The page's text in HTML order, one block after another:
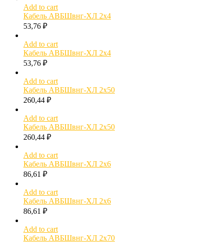
Add to cart
Кабель АВБШвнг-ХЛ 2х4
53,76 ₽
Add to cart
Кабель АВБШвнг-ХЛ 2х4
53,76 ₽
Add to cart
Кабель АВБШвнг-ХЛ 2х50
260,44 ₽
Add to cart
Кабель АВБШвнг-ХЛ 2х50
260,44 ₽
Add to cart
Кабель АВБШвнг-ХЛ 2х6
86,61 ₽
Add to cart
Кабель АВБШвнг-ХЛ 2х6
86,61 ₽
Add to cart
Кабель АВБШвнг-ХЛ 2х70